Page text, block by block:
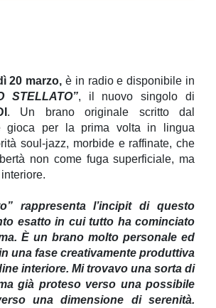
20 marzo, è in radio e disponibile in
STELLATO”, il nuovo singolo di
. Un brano originale scritto dal
gioca per la prima volta in lingua
soul-jazz, morbide e raffinate, che
non come fuga superficiale, ma
rappresenta l’incipit di questo
esatto in cui tutto ha cominciato
È un brano molto personale ed
una fase creativamente produttiva
interiore. Mi trovavo una sorta di
già proteso verso una possibile
una dimensione di serenità.